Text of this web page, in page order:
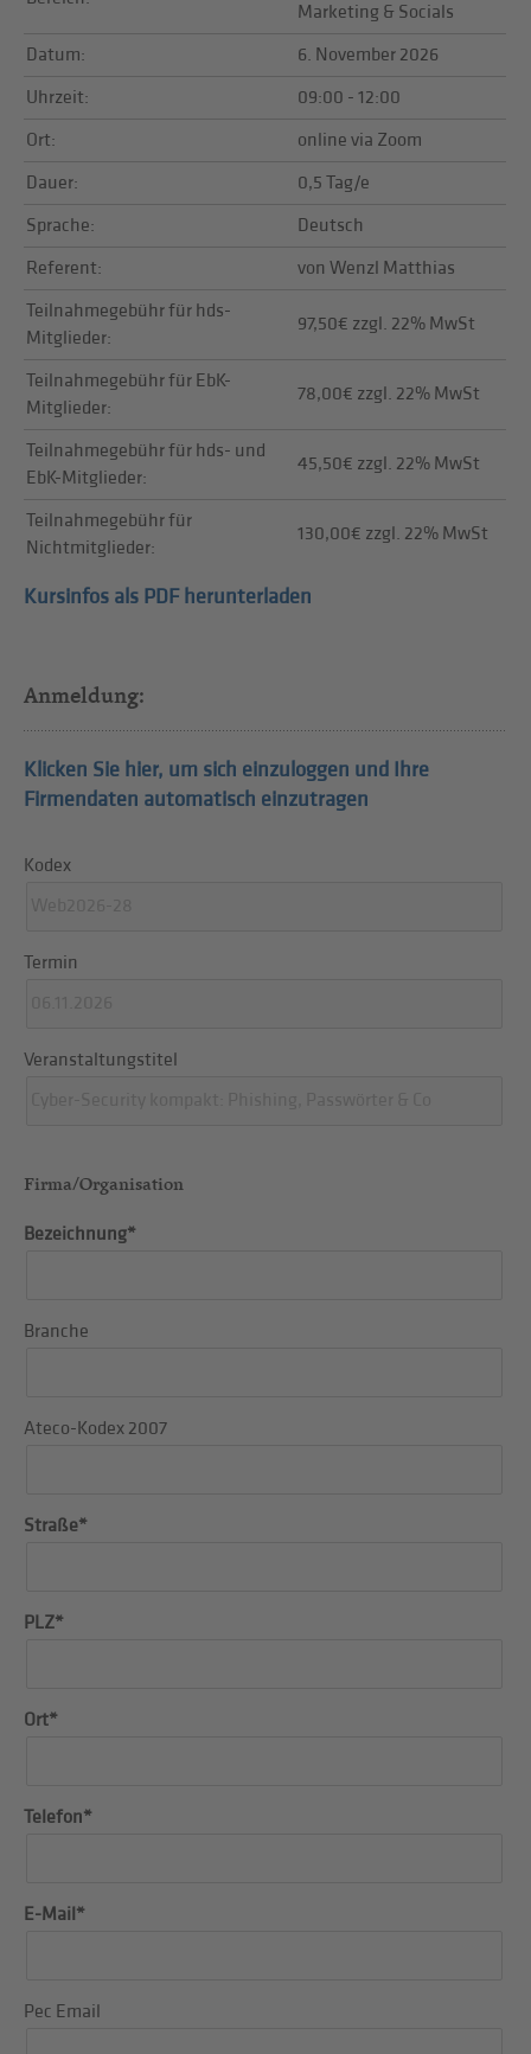
Marketing & Socials
Datum:
6. November 2026
Uhrzeit:
09:00 - 12:00
Ort:
online via Zoom
Dauer:
0,5 Tag/e
Sprache:
Deutsch
Referent:
von Wenzl Matthias
Teilnahmegebühr für hds-
Mitglieder:
97,50€ zzgl. 22% MwSt
Teilnahmegebühr für EbK-
Mitglieder:
78,00€ zzgl. 22% MwSt
Teilnahmegebühr für hds- und
EbK-Mitglieder:
45,50€ zzgl. 22% MwSt
Teilnahmegebühr für
Nichtmitglieder:
130,00€ zzgl. 22% MwSt
Kursinfos als PDF herunterladen
Anmeldung:
Klicken Sie hier, um sich einzuloggen und Ihre
Firmendaten automatisch einzutragen
Kodex
Termin
Veranstaltungstitel
Firma/Organisation
Bezeichnung*
Branche
Ateco-Kodex 2007
Straße*
PLZ*
Ort*
Telefon*
E-Mail*
Pec Email